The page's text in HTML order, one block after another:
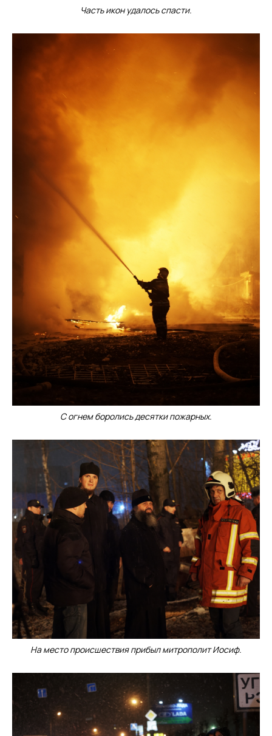
Часть икон удалось спасти.
С огнем боролись десятки пожарных.
На место происшествия прибыл митрополит Иосиф.